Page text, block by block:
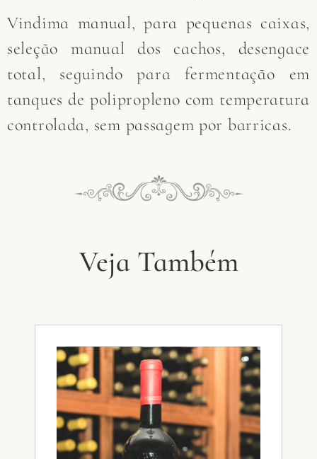
Vindima manual, para pequenas caixas,
seleção manual dos cachos, desengace
total, seguindo para fermentação em
tanques de polipropleno com temperatura
controlada, sem passagem por barricas.
Veja Também